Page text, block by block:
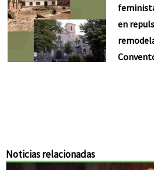
en
Noticias relacionadas